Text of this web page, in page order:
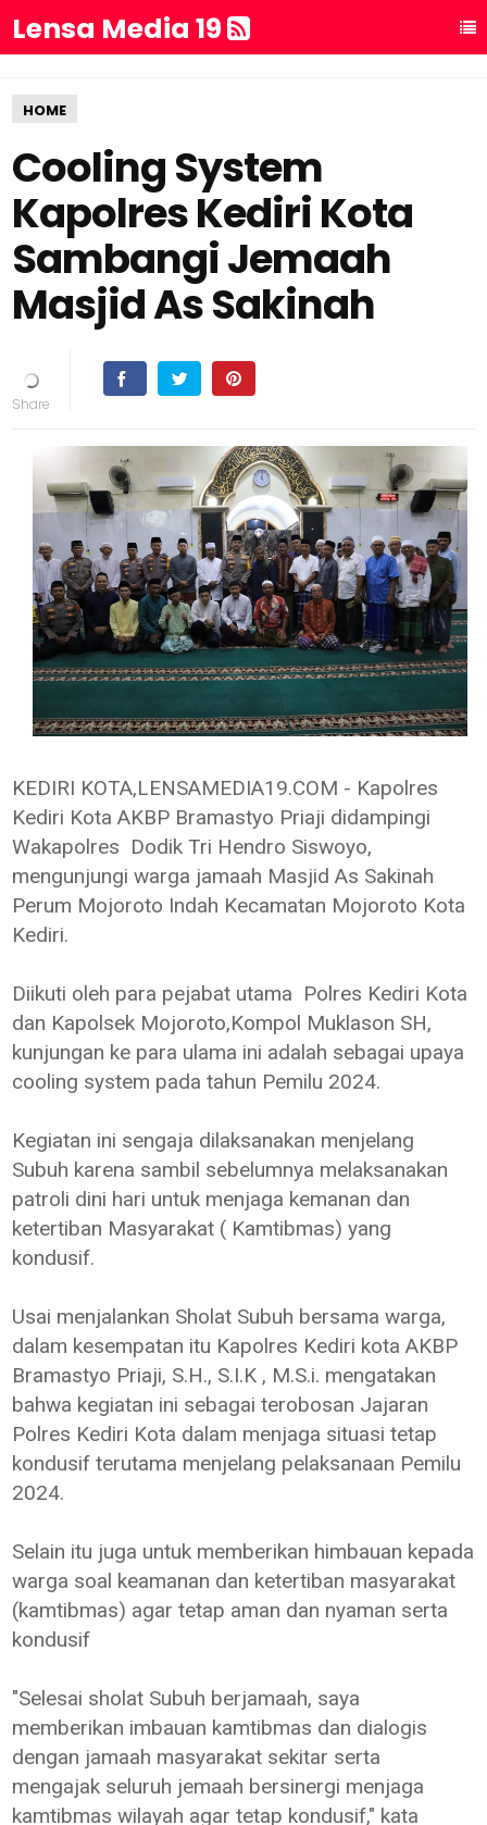
Lensa Media 19
HOME
Cooling System
Kapolres Kediri Kota
Sambangi Jemaah
Masjid As Sakinah
KEDIRI KOTA,LENSAMEDIA19.COM - Kapolres
Kediri Kota AKBP Bramastyo Priaji didampingi
Wakapolres Dodik Tri Hendro Siswoyo,
mengunjungi warga jamaah Masjid As Sakinah
Perum Mojoroto Indah Kecamatan Mojoroto Kota
Kediri.
Diikuti oleh para pejabat utama Polres Kediri Kota
dan Kapolsek Mojoroto,Kompol Muklason SH,
kunjungan ke para ulama ini adalah sebagai upaya
cooling system pada tahun Pemilu 2024.
Kegiatan ini sengaja dilaksanakan menjelang
Subuh karena sambil sebelumnya melaksanakan
patroli dini hari untuk menjaga kemanan dan
ketertiban Masyarakat ( Kamtibmas) yang
kondusif.
Usai menjalankan Sholat Subuh bersama warga,
dalam kesempatan itu Kapolres Kediri kota AKBP
Bramastyo Priaji, S.H., S.I.K , M.S.i. mengatakan
bahwa kegiatan ini sebagai terobosan Jajaran
Polres Kediri Kota dalam menjaga situasi tetap
kondusif terutama menjelang pelaksanaan Pemilu
2024.
Selain itu juga untuk memberikan himbauan kepada
warga soal keamanan dan ketertiban masyarakat
(kamtibmas) agar tetap aman dan nyaman serta
kondusif
"Selesai sholat Subuh berjamaah, saya
memberikan imbauan kamtibmas dan dialogis
dengan jamaah masyarakat sekitar serta
mengajak seluruh jemaah bersinergi menjaga
kamtibmas wilayah agar tetap kondusif," kata